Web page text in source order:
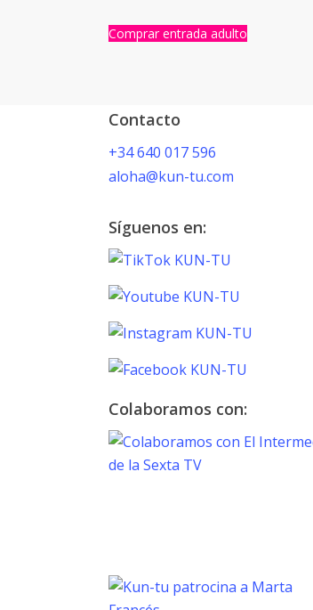
Comprar entrada adulto
Contacto
+34 640 017 596
aloha@kun-tu.com
Síguenos en:
Colaboramos con: